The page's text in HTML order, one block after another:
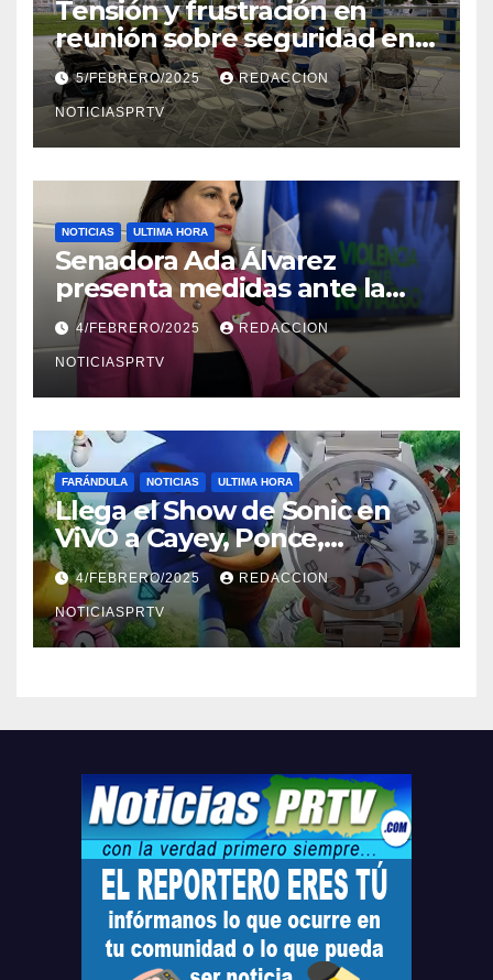
Tensión y frustración en
reunión sobre seguridad en
Reparto Metropolitano
5/FEBRERO/2025 REDACCION
NOTICIASPRTV
NOTICIAS ULTIMA HORA
Senadora Ada Álvarez
presenta medidas ante la
violencia en el noviazgo
4/FEBRERO/2025 REDACCION
NOTICIASPRTV
FARÁNDULA NOTICIAS ULTIMA HORA
Llega el Show de Sonic en
ViVO a Cayey, Ponce,
Barceloneta y Humacao,
Relojes gratis para el que
compre ahora….
4/FEBRERO/2025 REDACCION
NOTICIASPRTV